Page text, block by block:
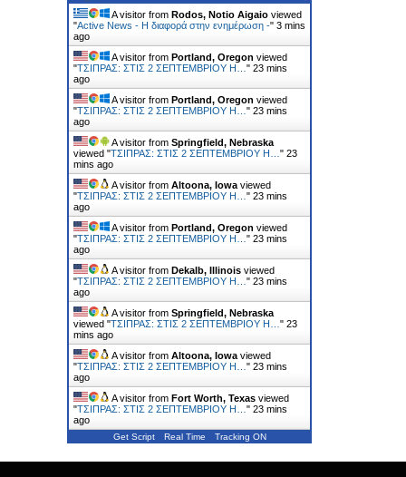
A visitor from Rodos, Notio Aigaio viewed
"Active News - Η διαφορά στην ενημέρωση -" 3 mins
ago
A visitor from Portland, Oregon viewed
"ΤΣΙΠΡΑΣ: ΣΤΙΣ 2 ΣΕΠΤΕΜΒΡΙΟΥ Η… " 23 mins
ago
A visitor from Portland, Oregon viewed
"ΤΣΙΠΡΑΣ: ΣΤΙΣ 2 ΣΕΠΤΕΜΒΡΙΟΥ Η… " 23 mins
ago
A visitor from Springfield, Nebraska
viewed "ΤΣΙΠΡΑΣ: ΣΤΙΣ 2 ΣΕΠΤΕΜΒΡΙΟΥ Η… " 23
mins ago
A visitor from Altoona, Iowa viewed
"ΤΣΙΠΡΑΣ: ΣΤΙΣ 2 ΣΕΠΤΕΜΒΡΙΟΥ Η… " 23 mins
ago
A visitor from Portland, Oregon viewed
"ΤΣΙΠΡΑΣ: ΣΤΙΣ 2 ΣΕΠΤΕΜΒΡΙΟΥ Η… " 23 mins
ago
A visitor from Dekalb, Illinois viewed
"ΤΣΙΠΡΑΣ: ΣΤΙΣ 2 ΣΕΠΤΕΜΒΡΙΟΥ Η… " 23 mins
ago
A visitor from Springfield, Nebraska
viewed "ΤΣΙΠΡΑΣ: ΣΤΙΣ 2 ΣΕΠΤΕΜΒΡΙΟΥ Η… " 23
mins ago
A visitor from Altoona, Iowa viewed
"ΤΣΙΠΡΑΣ: ΣΤΙΣ 2 ΣΕΠΤΕΜΒΡΙΟΥ Η… " 23 mins
ago
A visitor from Fort Worth, Texas viewed
"ΤΣΙΠΡΑΣ: ΣΤΙΣ 2 ΣΕΠΤΕΜΒΡΙΟΥ Η… " 23 mins
ago
Get Script Real Time Tracking ON